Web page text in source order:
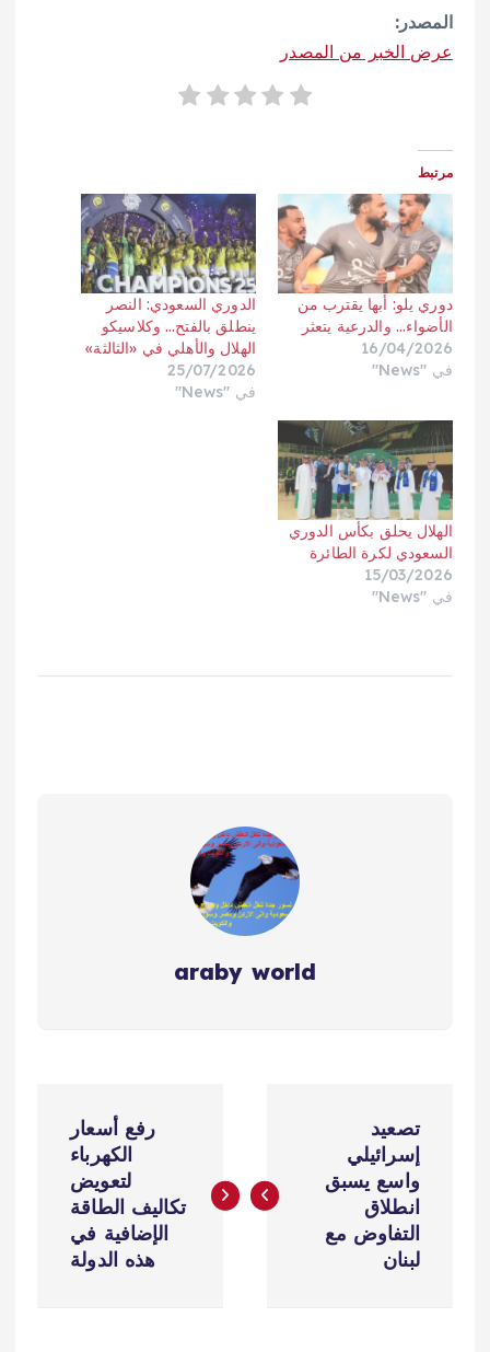
المصدر:
عرض الخبر من المصدر
مرتبط
دوري يلو: أبها يقترب من
الأضواء… والدرعية يتعثر
16/04/2026
في "News"
الدوري السعودي: النصر
ينطلق بالفتح… وكلاسيكو
الهلال والأهلي في «الثالثة»
25/07/2026
في "News"
الهلال يحلق بكأس الدوري
السعودي لكرة الطائرة
15/03/2026
في "News"
araby world
ص
تصعيد
إسرائيلي
واسع يسبق
انطلاق
التفاوض مع
لبنان
رفع أسعار
الكهرباء
لتعويض
تكاليف الطاقة
الإضافية في
هذه الدولة